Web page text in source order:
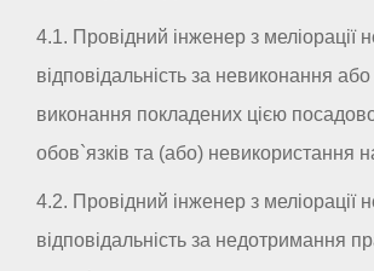
4.1. Провідний інженер з меліорації
відповідальність за невиконання
виконання покладених цією
обов`язків та (або) невикористання
4.2. Провідний інженер з меліорації
відповідальність за недотримання